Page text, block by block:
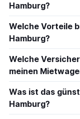
Hamburg?
Welche Vorteile
Hamburg?
Welche
meinen
Was ist das
Hamburg?